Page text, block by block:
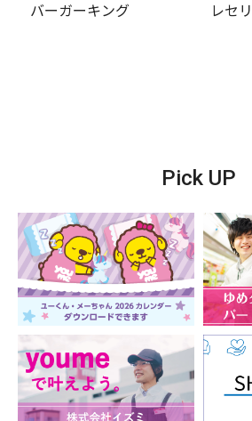
バーガーキング レセ
Pick UP